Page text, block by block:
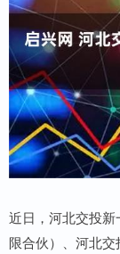
近日，河北交投
限合伙）、河北